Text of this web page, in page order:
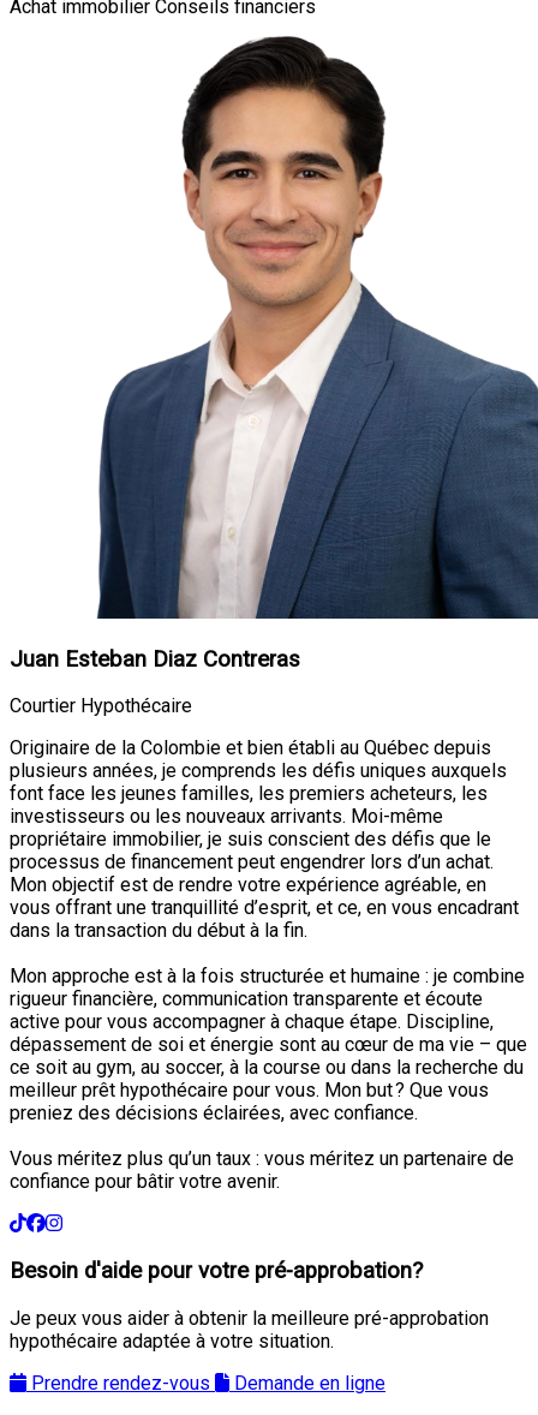
Achat immobilier Conseils financiers
Juan Esteban Diaz Contreras
Courtier Hypothécaire
Originaire de la Colombie et bien établi au Québec depuis
plusieurs années, je comprends les défis uniques auxquels
font face les jeunes familles, les premiers acheteurs, les
investisseurs ou les nouveaux arrivants. Moi-même
propriétaire immobilier, je suis conscient des défis que le
processus de financement peut engendrer lors d’un achat.
Mon objectif est de rendre votre expérience agréable, en
vous offrant une tranquillité d’esprit, et ce, en vous encadrant
dans la transaction du début à la fin.
Mon approche est à la fois structurée et humaine : je combine
rigueur financière, communication transparente et écoute
active pour vous accompagner à chaque étape. Discipline,
dépassement de soi et énergie sont au cœur de ma vie – que
ce soit au gym, au soccer, à la course ou dans la recherche du
meilleur prêt hypothécaire pour vous. Mon but ? Que vous
preniez des décisions éclairées, avec confiance.
Vous méritez plus qu’un taux : vous méritez un partenaire de
confiance pour bâtir votre avenir.
Besoin d'aide pour votre pré-approbation?
Je peux vous aider à obtenir la meilleure pré-approbation
hypothécaire adaptée à votre situation.
Prendre rendez-vous
Demande en ligne